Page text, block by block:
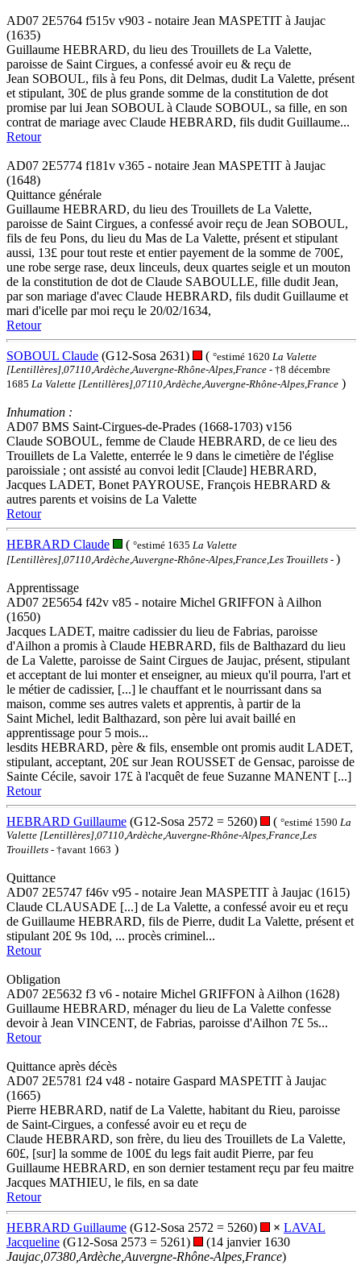
AD07 2E5764 f515v v903 - notaire Jean MASPETIT à Jaujac
(1635)
Guillaume HEBRARD, du lieu des Trouillets de La Valette,
paroisse de Saint Cirgues, a confessé avoir eu & reçu de
Jean SOBOUL, fils à feu Pons, dit Delmas, dudit La Valette, présent
et stipulant, 30£ de plus grande somme de la constitution de dot
promise par lui Jean SOBOUL à Claude SOBOUL, sa fille, en son
contrat de mariage avec Claude HEBRARD, fils dudit Guillaume...
Retour
AD07 2E5774 f181v v365 - notaire Jean MASPETIT à Jaujac
(1648)
Quittance générale
Guillaume HEBRARD, du lieu des Trouillets de La Valette,
paroisse de Saint Cirgues, a confessé avoir reçu de Jean SOBOUL,
fils de feu Pons, du lieu du Mas de La Valette, présent et stipulant
aussi, 13£ pour tout reste et entier payement de la somme de 700£,
une robe serge rase, deux linceuls, deux quartes seigle et un mouton
de la constitution de dot de Claude SABOULLE, fille dudit Jean,
par son mariage d'avec Claude HEBRARD, fils dudit Guillaume et
mari d'icelle par moi reçu le 20/02/1634,
Retour
SOBOUL Claude (G12-Sosa 2631) ( °estimé 1620 La Valette
[Lentillères],07110,Ardèche,Auvergne-Rhône-Alpes,France - †8 décembre
1685 La Valette [Lentillères],07110,Ardèche,Auvergne-Rhône-Alpes,France )
Inhumation :
AD07 BMS Saint-Cirgues-de-Prades (1668-1703) v156
Claude SOBOUL, femme de Claude HEBRARD, de ce lieu des
Trouillets de La Valette, enterrée le 9 dans le cimetière de l'église
paroissiale ; ont assisté au convoi ledit [Claude] HEBRARD,
Jacques LADET, Bonet PAYROUSE, François HEBRARD &
autres parents et voisins de La Valette
Retour
HEBRARD Claude ( °estimé 1635 La Valette
[Lentillères],07110,Ardèche,Auvergne-Rhône-Alpes,France,Les Trouillets - )
Apprentissage
AD07 2E5654 f42v v85 - notaire Michel GRIFFON à Ailhon
(1650)
Jacques LADET, maitre cadissier du lieu de Fabrias, paroisse
d'Ailhon a promis à Claude HEBRARD, fils de Balthazard du lieu
de La Valette, paroisse de Saint Cirgues de Jaujac, présent, stipulant
et acceptant de lui monter et enseigner, au mieux qu'il pourra, l'art et
le métier de cadissier, [...] le chauffant et le nourrissant dans sa
maison, comme ses autres valets et apprentis, à partir de la
Saint Michel, ledit Balthazard, son père lui avait baillé en
apprentissage pour 5 mois...
lesdits HEBRARD, père & fils, ensemble ont promis audit LADET,
stipulant, acceptant, 20£ sur Jean ROUSSET de Gensac, paroisse de
Sainte Cécile, savoir 17£ à l'acquêt de feue Suzanne MANENT [...]
Retour
HEBRARD Guillaume (G12-Sosa 2572 = 5260) ( °estimé 1590 La
Valette [Lentillères],07110,Ardèche,Auvergne-Rhône-Alpes,France,Les
Trouillets - †avant 1663 )
Quittance
AD07 2E5747 f46v v95 - notaire Jean MASPETIT à Jaujac (1615)
Claude CLAUSADE [...] de La Valette, a confessé avoir eu et reçu
de Guillaume HEBRARD, fils de Pierre, dudit La Valette, présent et
stipulant 20£ 9s 10d, ... procès criminel...
Retour
Obligation
AD07 2E5632 f3 v6 - notaire Michel GRIFFON à Ailhon (1628)
Guillaume HEBRARD, ménager du lieu de La Valette confesse
devoir à Jean VINCENT, de Fabrias, paroisse d'Ailhon 7£ 5s...
Retour
Quittance après décès
AD07 2E5781 f24 v48 - notaire Gaspard MASPETIT à Jaujac
(1665)
Pierre HEBRARD, natif de La Valette, habitant du Rieu, paroisse
de Saint-Cirgues, a confessé avoir eu et reçu de
Claude HEBRARD, son frère, du lieu des Trouillets de La Valette,
60£, [sur] la somme de 100£ du legs fait audit Pierre, par feu
Guillaume HEBRARD, en son dernier testament reçu par feu maitre
Jacques MATHIEU, le fils, en sa date
Retour
HEBRARD Guillaume (G12-Sosa 2572 = 5260) × LAVAL
Jacqueline (G12-Sosa 2573 = 5261)
(14 janvier 1630
Jaujac,07380,Ardèche,Auvergne-Rhône-Alpes,France)